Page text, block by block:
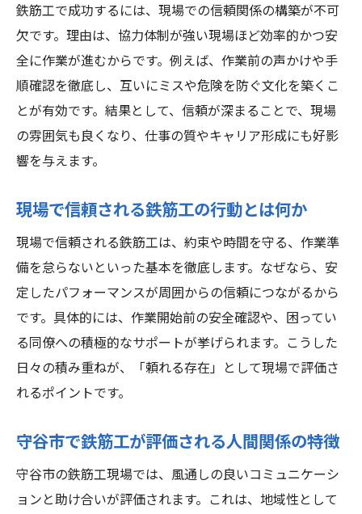
人間関係の悩み解消が鉄筋工で成功を後押
し
現場の雰囲気が鉄筋工の働きやすさを左右する
鉄筋工で成功するために現場雰囲気が大切
な理由
和やかな現場づくりが鉄筋工の成功を支え
守谷市で鉄筋工が快適に働くための現場環
現場の雰囲気改善が鉄筋工で成功へつなが
る
鉄筋工として成功を目指す職場選びのコツ
コミュニケーションが現場雰囲気を左右す
る
鉄筋工で成功したいなら人間関係の工夫を
キル
人間関係の工夫が鉄筋工で成功する近道に
守谷市で鉄筋工が実践する関係性の築き方
鉄筋工で成功するには、現場での信頼関係の構築が不可
欠です。理由は、協力体制が強い現場ほど効率的かつ安
全に作業が進むからです。例えば、作業前の声かけや手
順確認を徹底し、互いにミスや危険を防ぐ文化を築くこ
とが有効です。結果として、信頼が深まることで、現場
の雰囲気も良くなり、仕事の質やキャリア形成にも好影
響を与えます。
現場で信頼される鉄筋工の行動とは何か
現場で信頼される鉄筋工は、約束や時間を守る、作業準
備を怠らないといった基本を徹底します。なぜなら、安
定したパフォーマンスが周囲からの信頼につながるから
です。具体的には、作業開始前の安全確認や、困ってい
る同僚への積極的なサポートが挙げられます。こうした
日々の積み重ねが、「頼れる存在」として現場で評価さ
れるポイントです。
守谷市で鉄筋工が評価される人間関係の特徴
守谷市の鉄筋工現場では、風通しの良いコミュニケーシ
ョンと助け合いが評価されます。これは、地域性として